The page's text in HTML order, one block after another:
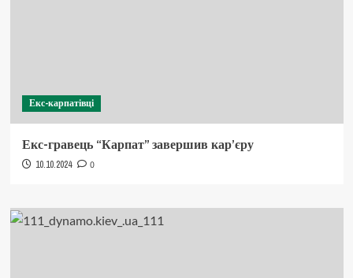
Екс-карпатівці
Екс-гравець “Карпат” завершив кар’єру
10.10.2024 0